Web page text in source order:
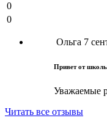
0
0
Ольга 7
Привет от
Уважаемые
Читать все отзывы